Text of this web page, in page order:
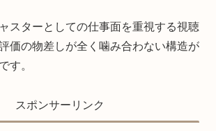
スターとしての仕事面を重視する視聴
価の物差しが全く噛み合わない構造が
す。
スポンサーリンク